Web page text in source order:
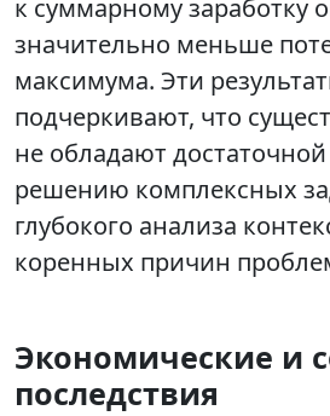
к суммарному заработку
значительно меньше
максимума. Эти
подчеркивают, что
не обладают
решению комплексных
глубокого анализа
коренных причин
Экономические и
последствия